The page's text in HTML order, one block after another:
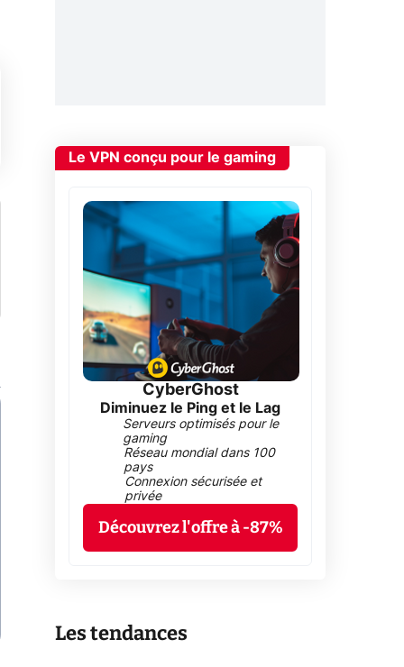
Le VPN conçu pour le gaming
CyberGhost
Diminuez le Ping et le Lag
Serveurs optimisés pour le
gaming
Réseau mondial dans 100
pays
Connexion sécurisée et
privée
Découvrez l'offre à -87%
Les tendances